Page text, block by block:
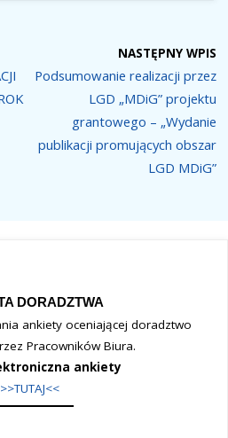
NASTĘPNY WPIS
Podsumowanie realizacji przez
LGD „MDiG” projektu
grantowego – „Wydanie
publikacji promujących obszar
LGD MDiG”
DORADZTWA
ankiety oceniającej doradztwo
Pracowników Biura.
ankiety
>>TUTAJ<<